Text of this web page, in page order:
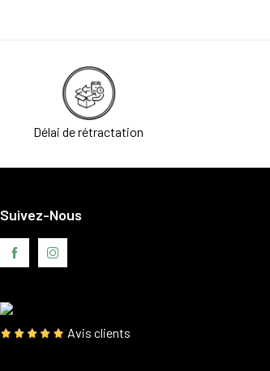
Délai de rétractation
Suivez-Nous
Avis clients